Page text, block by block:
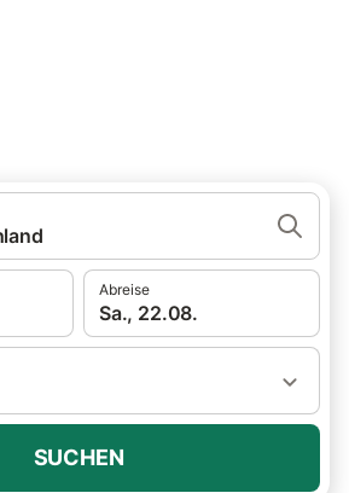
Abreise
Sa., 22.08.
SUCHEN